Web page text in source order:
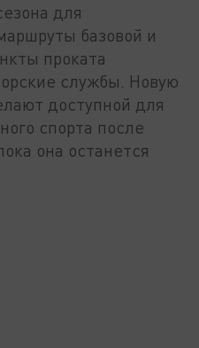
для
базовой и
проката
службы. Новую
доступной для
спорта после
она останется